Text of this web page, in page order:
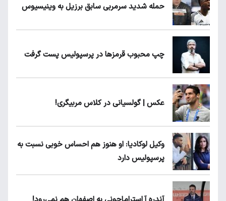
حمله شدید سرمربی سابق برزیل به وینیسیوس
چپ محبوب قرمزها در پرسپولیس پست گرفت
عکس | گولسیانی در کلاس مربیگری!
وکیل لوکادیا: او هنوز هم احساس خوبی نسبت به
پرسپولیس دارد